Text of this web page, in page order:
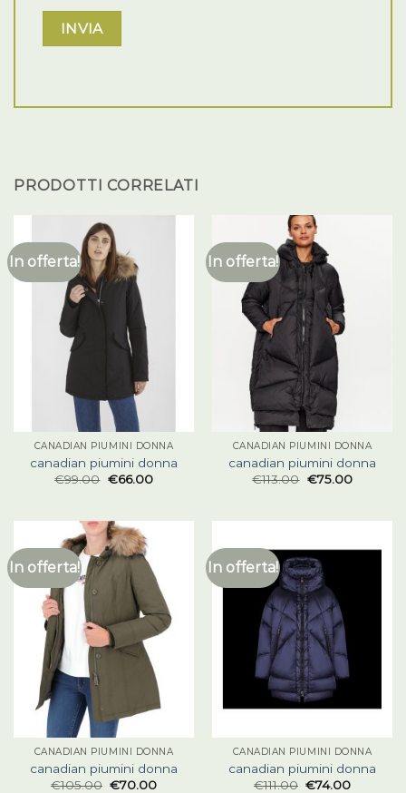
PRODOTTI CORRELATI
In offerta!
CANADIAN PIUMINI DONNA
canadian piumini donna
€99.00 €66.00
In offerta!
CANADIAN PIUMINI DONNA
canadian piumini donna
€113.00 €75.00
In offerta!
CANADIAN PIUMINI DONNA
canadian piumini donna
€105.00 €70.00
In offerta!
CANADIAN PIUMINI DONNA
canadian piumini donna
€111.00 €74.00